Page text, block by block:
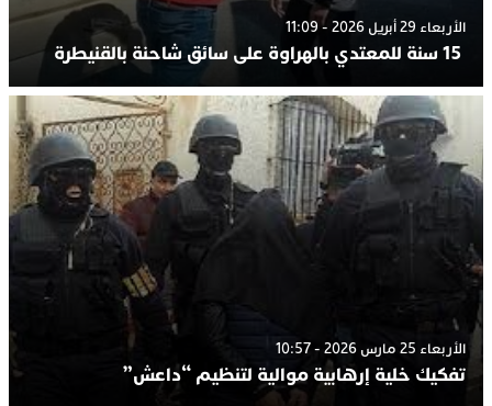
الأربعاء 29 أبريل 2026 - 11:09
الأربعاء 25 مارس 2026 - 10:57
تفكيك خلية إرهابية موالية لتنظيم “داعش”